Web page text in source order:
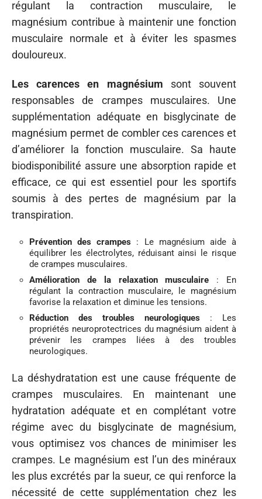
régulant la contraction musculaire, le
magnésium contribue à maintenir une fonction
musculaire normale et à éviter les spasmes
douloureux.
Les carences en magnésium sont souvent
responsables de crampes musculaires. Une
supplémentation adéquate en bisglycinate de
magnésium permet de combler ces carences et
d’améliorer la fonction musculaire. Sa haute
biodisponibilité assure une absorption rapide et
efficace, ce qui est essentiel pour les sportifs
soumis à des pertes de magnésium par la
transpiration.
Prévention des crampes : Le magnésium aide à
équilibrer les électrolytes, réduisant ainsi le risque
de crampes musculaires.
Amélioration de la relaxation musculaire : En
régulant la contraction musculaire, le magnésium
favorise la relaxation et diminue les tensions.
Réduction des troubles neurologiques : Les
propriétés neuroprotectrices du magnésium aident à
prévenir les crampes liées à des troubles
neurologiques.
La déshydratation est une cause fréquente de
crampes musculaires. En maintenant une
hydratation adéquate et en complétant votre
régime avec du bisglycinate de magnésium,
vous optimisez vos chances de minimiser les
crampes. Le magnésium est l’un des minéraux
les plus excrétés par la sueur, ce qui renforce la
nécessité de cette supplémentation chez les